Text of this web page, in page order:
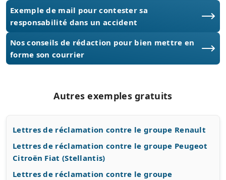
Exemple de mail pour contester sa
responsabilité dans un accident
Nos conseils de rédaction pour bien mettre en
forme son courrier
Autres exemples gratuits
Lettres de réclamation contre le groupe Renault
Lettres de réclamation contre le groupe Peugeot
Citroën Fiat (Stellantis)
Lettres de réclamation contre le groupe